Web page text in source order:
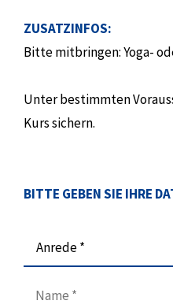
ZUSATZINFOS:
Bitte mitbringen: Yoga-
Unter bestimmten
Kurs sichern.
BITTE GEBEN SIE IHRE
Anrede *